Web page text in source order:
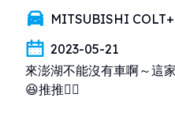
MITSUBISHI COLT+
2023-05-21
來澎湖不能沒有車啊～這
😆推推👍🏻